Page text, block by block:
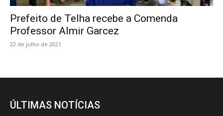
Prefeito de Telha recebe a Comenda
Professor Almir Garcez
22 de julho de 2021
ÚLTIMAS NOTÍCIAS